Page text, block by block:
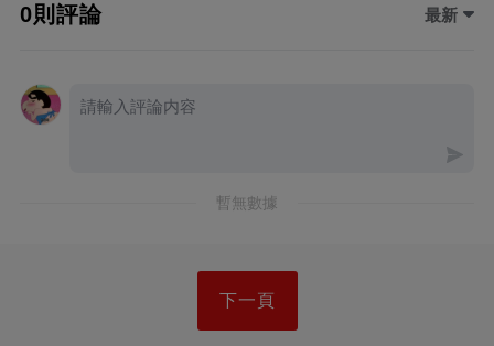
0則評論 最新
暫無數據
下一頁